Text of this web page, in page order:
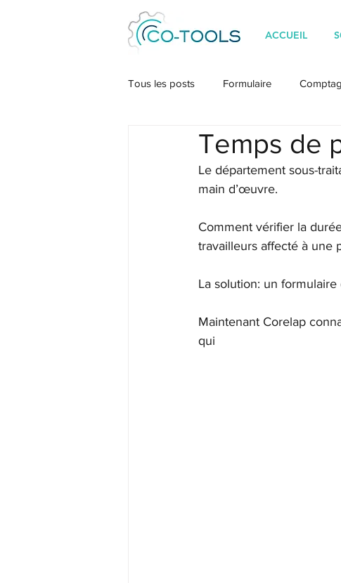
ACCUEIL
Tous les posts Formulaire
Temps de
Le département sous-
main d’œuvre.
Comment vérifier la
travailleurs affecté à une
La solution: un
Maintenant Corelap
qui